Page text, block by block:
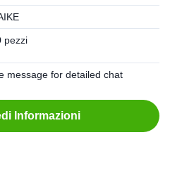
pezzi
message for detailed chat
Informazioni